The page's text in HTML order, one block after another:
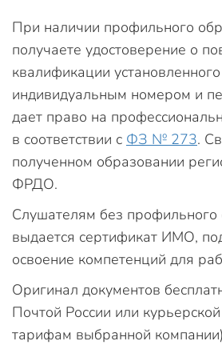
При наличии профильного
получаете удостоверение о
квалификации
индивидуальным номером и
дает право на
в соответствии с ФЗ № 273.
полученном образовании
ФРДО.
Слушателям без профильного
выдается сертификат ИМО,
освоение компетенций для
Оригинал документов
Почтой России или
тарифам выбранной